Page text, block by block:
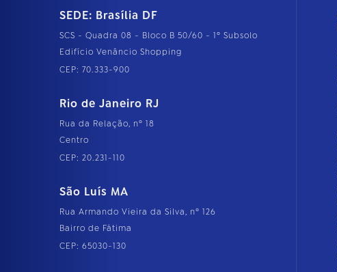
SEDE: Brasília DF
SCS - Quadra 08 - Bloco B 50/60 - 1º Subsolo
Edifício Venâncio Shopping
CEP: 70.333-900
Rio de Janeiro RJ
Rua da Relação, nº 18
Centro
CEP: 20.231-110
São Luís MA
Rua Armando Vieira da Silva, nº 126
Bairro de Fátima
CEP: 65030-130